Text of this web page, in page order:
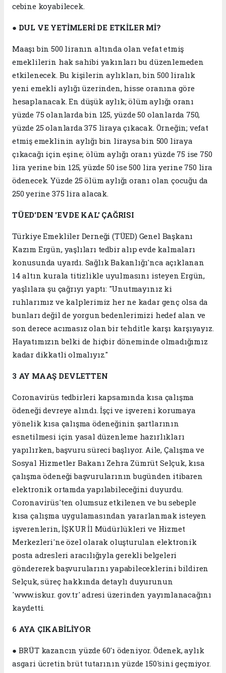
cebine koyabilecek.
● DUL VE YETİMLERİ DE ETKİLER Mİ?
Maaşı bin 500 liranın altında olan vefat etmiş
emeklilerin hak sahibi yakınları bu düzenlemeden
etkilenecek. Bu kişilerin aylıkları, bin 500 liralık
yeni emekli aylığı üzerinden, hisse oranına göre
hesaplanacak. En düşük aylık; ölüm aylığı oranı
yüzde 75 olanlarda bin 125, yüzde 50 olanlarda 750,
yüzde 25 olanlarda 375 liraya çıkacak. Örneğin; vefat
etmiş emeklinin aylığı bin liraysa bin 500 liraya
çıkacağı için eşine; ölüm aylığı oranı yüzde 75 ise 750
lira yerine bin 125, yüzde 50 ise 500 lira yerine 750 lira
ödenecek. Yüzde 25 ölüm aylığı oranı olan çocuğu da
250 yerine 375 lira alacak.
TÜED'DEN 'EVDE KAL' ÇAĞRISI
Türkiye Emekliler Derneği (TÜED) Genel Başkanı
Kazım Ergün, yaşlıları tedbir alıp evde kalmaları
konusunda uyardı. Sağlık Bakanlığı'nca açıklanan
14 altın kurala titizlikle uyulmasını isteyen Ergün,
yaşlılara şu çağrıyı yaptı: "Unutmayınız ki
ruhlarımız ve kalplerimiz her ne kadar genç olsa da
bunları değil de yorgun bedenlerimizi hedef alan ve
son derece acımasız olan bir tehditle karşı karşıyayız.
Hayatımızın belki de hiçbir döneminde olmadığımız
kadar dikkatli olmalıyız."
3 AY MAAŞ DEVLETTEN
Coronavirüs tedbirleri kapsamında kısa çalışma
ödeneği devreye alındı. İşçi ve işvereni korumaya
yönelik kısa çalışma ödeneğinin şartlarının
esnetilmesi için yasal düzenleme hazırlıkları
yapılırken, başvuru süreci başlıyor. Aile, Çalışma ve
Sosyal Hizmetler Bakanı Zehra Zümrüt Selçuk, kısa
çalışma ödeneği başvurularının bugünden itibaren
elektronik ortamda yapılabileceğini duyurdu.
Coronavirüs'ten olumsuz etkilenen ve bu sebeple
kısa çalışma uygulamasından yararlanmak isteyen
işverenlerin, İŞKUR İl Müdürlükleri ve Hizmet
Merkezleri'ne özel olarak oluşturulan elektronik
posta adresleri aracılığıyla gerekli belgeleri
göndererek başvurularını yapabileceklerini bildiren
Selçuk, süreç hakkında detaylı duyurunun
'www.iskur. gov.tr' adresi üzerinden yayımlanacağını
kaydetti.
6 AYA ÇIKABİLİYOR
● BRÜT kazancın yüzde 60'ı ödeniyor. Ödenek, aylık
asgari ücretin brüt tutarının yüzde 150'sini geçmiyor.